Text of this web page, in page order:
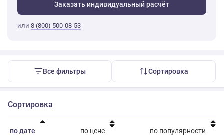
Заказать индивидуальный расчёт
или 8 (800) 500-08-53
Все фильтры Сортировка
Сортировка
по дате по цене по популярности